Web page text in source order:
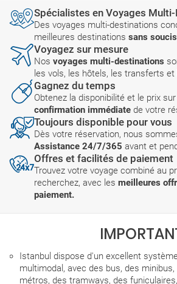
Spécialistes en Voyages
Des voyages multi-destinations
meilleures destinations sans
Voyagez sur mesure
Nos voyages multi-destinations
les vols, les hôtels, les transferts
Gagnez du temps
Obtenez la disponibilité et le prix
confirmation immédiate de votre
Toujours disponible pour vous
Dès votre réservation, nous
Assistance 24/7/365 avant et
Offres et facilités de paiement
Trouvez votre voyage combiné au
recherchez, avec les meilleures
paiement.
Istanbul dispose d'un excellent
multimodal, avec des bus, des
métros, des tramways, des